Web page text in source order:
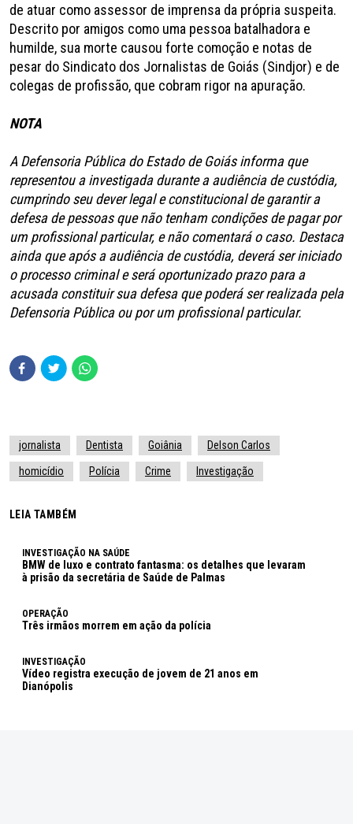
de atuar como assessor de imprensa da própria suspeita.
Descrito por amigos como uma pessoa batalhadora e
humilde, sua morte causou forte comoção e notas de
pesar do Sindicato dos Jornalistas de Goiás (Sindjor) e de
colegas de profissão, que cobram rigor na apuração.
NOTA
A Defensoria Pública do Estado de Goiás informa que
representou a investigada durante a audiência de custódia,
cumprindo seu dever legal e constitucional de garantir a
defesa de pessoas que não tenham condições de pagar por
um profissional particular, e não comentará o caso. Destaca
ainda que após a audiência de custódia, deverá ser iniciado
o processo criminal e será oportunizado prazo para a
acusada constituir sua defesa que poderá ser realizada pela
Defensoria Pública ou por um profissional particular.
jornalista Dentista Goiânia Delson Carlos
homicídio Polícia Crime Investigação
LEIA TAMBÉM
INVESTIGAÇÃO NA SAÚDE
BMW de luxo e contrato fantasma: os detalhes que levaram
à prisão da secretária de Saúde de Palmas
OPERAÇÃO
Três irmãos morrem em ação da polícia
INVESTIGAÇÃO
Vídeo registra execução de jovem de 21 anos em
Dianópolis